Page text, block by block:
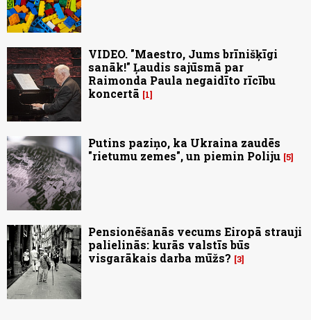
VIDEO. "Maestro, Jums brīnišķīgi
sanāk!" Ļaudis sajūsmā par
Raimonda Paula negaidīto rīcību
koncertā
1
Putins paziņo, ka Ukraina zaudēs
"rietumu zemes", un piemin Poliju 5
Pensionēšanās vecums Eiropā strauji
palielinās: kurās valstīs būs
visgarākais darba mūžs? 3